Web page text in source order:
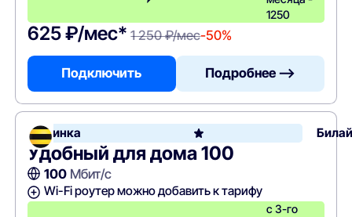
1250
625 ₽/мес* 1 250 ₽/мес-50%
Подключить Подробнее —>
Новинка
Удобный для дома 100
100Мбит/с
Wi-Fi роутер можно добавить к тарифу
с 3-го